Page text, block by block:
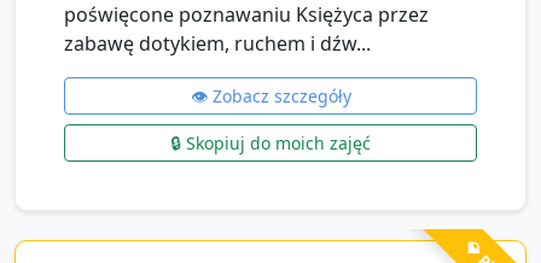
poświęcone poznawaniu Księżyca przez
zabawę dotykiem, ruchem i dźw...
👁️ Zobacz szczegóły
🔒 Skopiuj do moich zajęć